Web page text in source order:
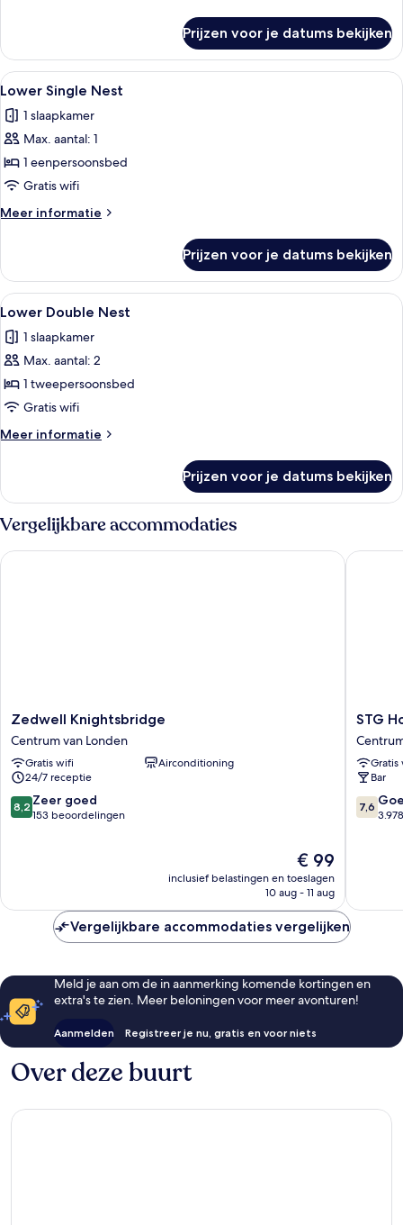
Double
Nest
Prijzen voor je datums bekijken
Alle
foto's
voor
Lower
Single
Nest
laden
Geluiddichte muren, gratis wifi,
14
Lower Single Nest
1 slaapkamer
Max. aantal: 1
1 eenpersoonsbed
Gratis wifi
Meer informatie
Meer
Single
Nest
Prijzen voor je datums bekijken
Alle
foto's
voor
Lower
Double
Nest
laden
Een kleine kamer met een bed, een
16
Lower Double Nest
1 slaapkamer
Max. aantal: 2
1 tweepersoonsbed
Gratis wifi
Meer informatie
Meer
Double
Nest
Prijzen voor je datums bekijken
Vergelijkbare accommodaties
Zedwell
Knightsbridge
Centrum
van
Londen
Zedwell Knightsbridge
Centrum van Londen
Gratis wifi
Airconditioning
24/7 receptie
8.2
van
8,2 Zeer goed
153 beoordelingen
De
prijs
is
€ 99
inclusief belastingen en toeslagen
10 aug - 11 aug
Zedwell Knightsbridge
STG
Hotel
London
Oxford
Street
van
STG
Gratis
Bar
7.6
van
7,6
STG
Vergelijkbare accommodaties vergelijken
Meld je aan om de in aanmerking komende kortingen en
extra's te zien. Meer beloningen voor meer avonturen!
Aanmelden Registreer je nu, gratis en voor niets
Over deze buurt